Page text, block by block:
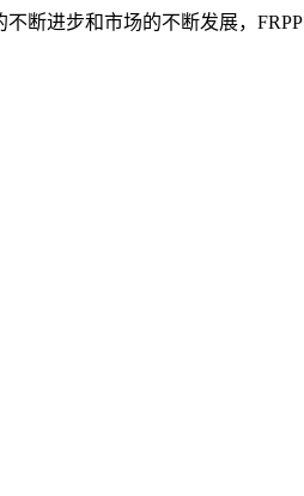
断进步和市场的不断发展，